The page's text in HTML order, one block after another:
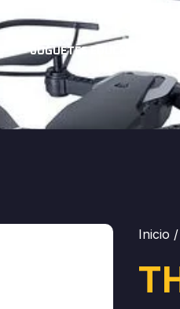
JUGUETES EDUCATIVOS
Inicio /